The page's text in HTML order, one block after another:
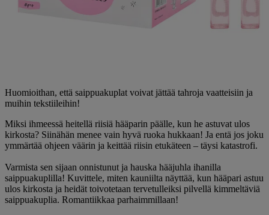
Huomioithan, että saippuakuplat voivat jättää tahroja vaatteisiin ja
muihin tekstiileihin!
Miksi ihmeessä heitellä riisiä hääparin päälle, kun he astuvat ulos
kirkosta? Siinähän menee vain hyvä ruoka hukkaan! Ja entä jos joku
ymmärtää ohjeen väärin ja keittää riisin etukäteen – täysi katastrofi.
Varmista sen sijaan onnistunut ja hauska hääjuhla ihanilla
saippuakuplilla! Kuvittele, miten kauniilta näyttää, kun hääpari astuu
ulos kirkosta ja heidät toivotetaan tervetulleiksi pilvellä kimmeltäviä
saippuakuplia. Romantiikkaa parhaimmillaan!